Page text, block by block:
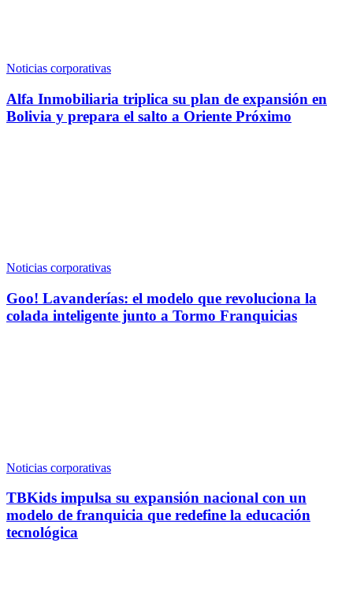
Noticias corporativas
Alfa Inmobiliaria triplica su plan de expansión en
Bolivia y prepara el salto a Oriente Próximo
Noticias corporativas
Goo! Lavanderías: el modelo que revoluciona la
colada inteligente junto a Tormo Franquicias
Noticias corporativas
TBKids impulsa su expansión nacional con un
modelo de franquicia que redefine la educación
tecnológica